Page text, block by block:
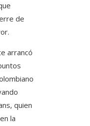
de
arrancó
quien
la